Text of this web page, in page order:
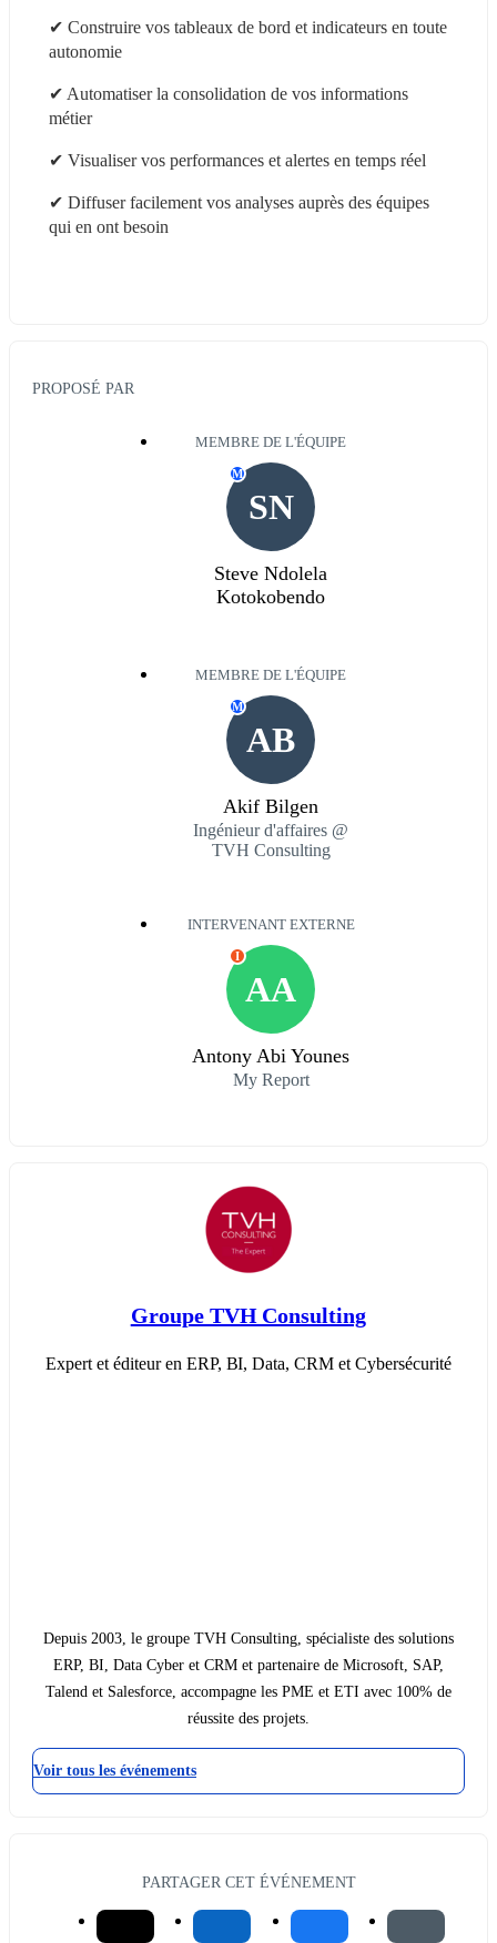
✔ Construire vos tableaux de bord et indicateurs en toute
autonomie
✔ Automatiser la consolidation de vos informations
métier
✔ Visualiser vos performances et alertes en temps réel
✔ Diffuser facilement vos analyses auprès des équipes
qui en ont besoin
PROPOSÉ PAR
MEMBRE DE L'ÉQUIPE
SN
M
Steve Ndolela
Kotokobendo
MEMBRE DE L'ÉQUIPE
AB
M
Akif Bilgen
Ingénieur d'affaires @
TVH Consulting
INTERVENANT EXTERNE
AA
I
Antony Abi Younes
My Report
Groupe TVH Consulting
Expert et éditeur en ERP, BI, Data, CRM et Cybersécurité
Depuis 2003, le groupe TVH Consulting, spécialiste des solutions
ERP, BI, Data Cyber et CRM et partenaire de Microsoft, SAP,
Talend et Salesforce, accompagne les PME et ETI avec 100% de
réussite des projets.
Voir tous les événements
PARTAGER CET ÉVÉNEMENT